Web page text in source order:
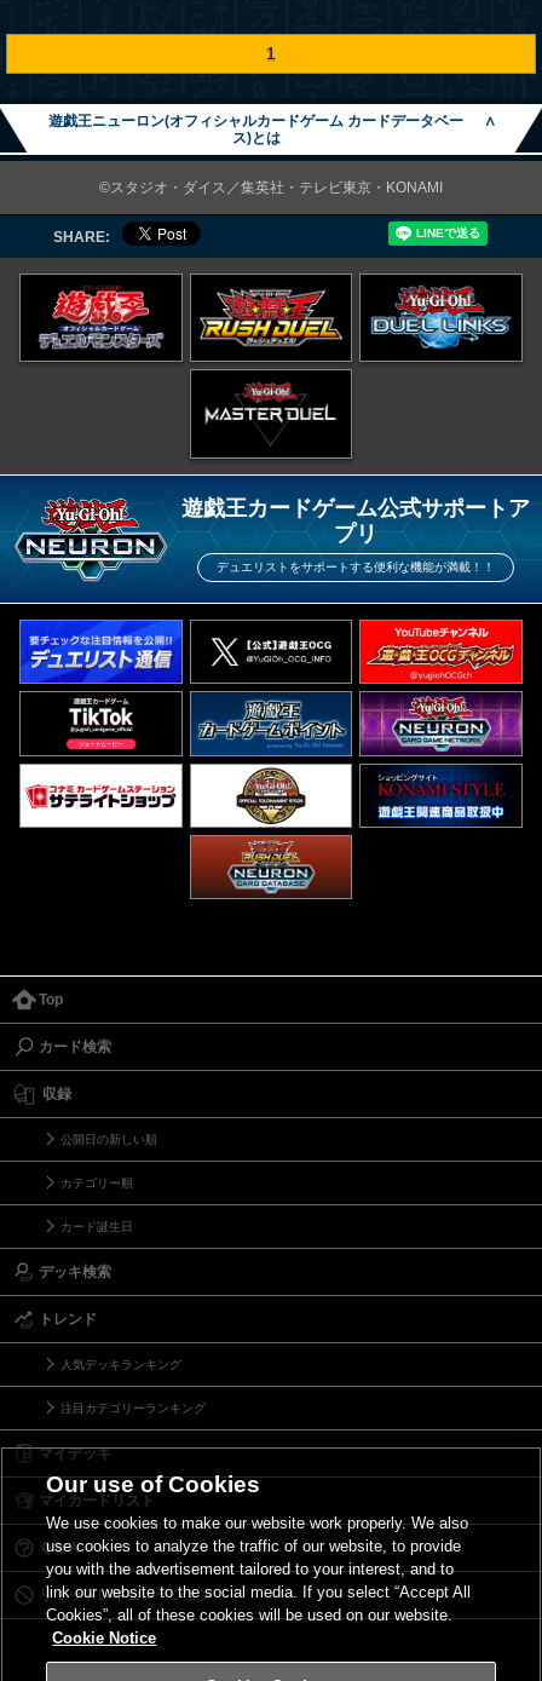
1
遊戯王ニューロン(オフィシャルカードゲーム カードデータベー
ス)とは
∧
©スタジオ・ダイス／集英社・テレビ東京・KONAMI
SHARE:
遊戯王カードゲーム公式サポートア
プリ
デュエリストをサポートする便利な機能が満載！！
Top
カード検索
収録
公開日の新しい順
カテゴリー順
カード誕生日
デッキ検索
トレンド
人気デッキランキング
注目カテゴリーランキング
マイデッキ
マイカードリスト
Ｑ＆Ａ
リミットレギュレーション
Our use of Cookies
We use cookies to make our website work properly. We also
use cookies to analyze the traffic of our website, to provide
you with the advertisement tailored to your interest, and to
link our website to the social media. If you select “Accept All
Cookies”, all of these cookies will be used on our website.
Cookie Notice